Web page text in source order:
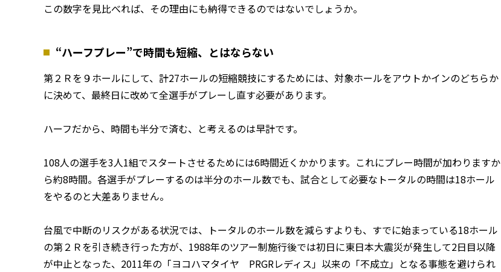
この数字を見比べれば、その理由にも納得できるのではないでしょうか。
“ハーフプレー”で時間も短縮、とはならない
第２Ｒを９ホールにして、計27ホールの短縮競技にするためには、対象ホールをアウトかインのどちらか
に決めて、最終日に改めて全選手がプレーし直す必要があります。
ハーフだから、時間も半分で済む、と考えるのは早計です。
108人の選手を3人1組でスタートさせるためには6時間近くかかります。これにプレー時間が加わりますか
ら約8時間。各選手がプレーするのは半分のホール数でも、試合として必要なトータルの時間は18ホール
をやるのと大差ありません。
台風で中断のリスクがある状況では、トータルのホール数を減らすよりも、すでに始まっている18ホール
の第２Ｒを引き続き行った方が、1988年のツアー制施行後では初日に東日本大震災が発生して2日目以降
が中止となった、2011年の「ヨコハマタイヤ PRGRレディス」以来の「不成立」となる事態を避けられ